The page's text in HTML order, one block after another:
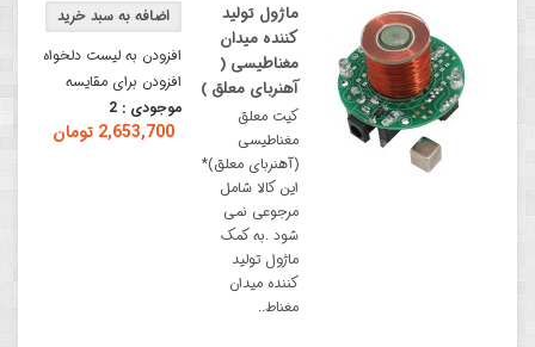
افزودن به لیست دلخواه
افزودن برای مقایسه
موجودی : 2
2,653,700 تومان
ماژول تولید
کننده میدان
مغناطیسی (
آهنربای معلق )
کیت معلق
مغناطیسی
(آهنربای معلق)*
این کالا شامل
مرجوعی نمی
شود .به کمک
ماژول تولید
کننده میدان
مغناط..